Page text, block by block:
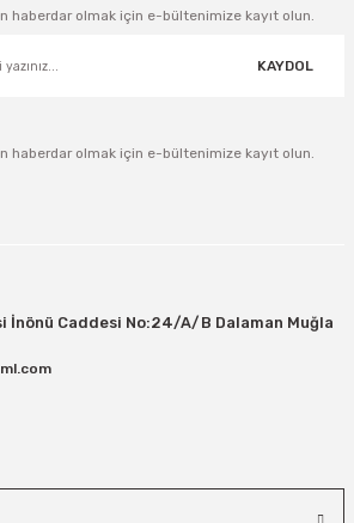
haberdar olmak için e-bültenimize kayıt olun.
KAYDOL
haberdar olmak için e-bültenimize kayıt olun.
İnönü Caddesi No:24/A/B Dalaman Muğla